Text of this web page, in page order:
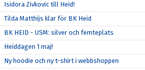
Isidora Zivkovic till Heid!
Tilda Matthijs klar för BK Heid
BK HEID - USM: silver och femteplats
Heiddagen 1 maj!
Ny hoodie och ny t-shirt i webbshoppen